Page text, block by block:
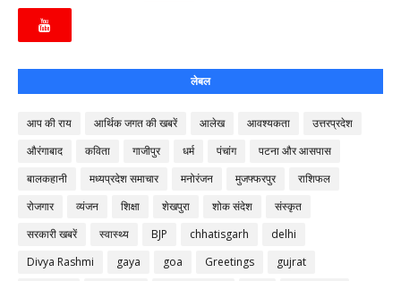
लेबल
आप की राय आर्थिक जगत की खबरें आलेख आवश्यकता
उत्तरप्रदेश
औरंगाबाद
कविता गाजीपुर धर्म पंचांग
पटना और आसपास
बालकहानी
मध्यप्रदेश समाचार मनोरंजन मुजफ्फरपुर
राशिफल
रोजगार
व्यंजन शिक्षा शेखपुरा शोक संदेश
संस्कृत
सरकारी खबरें
स्वास्थ्य BJP chhatisgarh
delhi
Divya Rashmi
gaya goa Greetings
gujrat